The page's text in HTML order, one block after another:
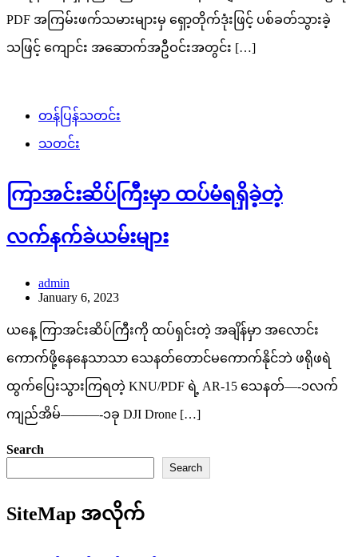
PDF အကြမ်းဖက်သမားများမှ ရှော့တိုက်ဒုံးဖြင့် ပစ်ခတ်သွားခဲ့
သဖြင့် ကျောင်း အဆောက်အဦဝင်းအတွင်း […]
တန်ပြန်သတင်း
သတင်း
ကြာအင်းဆိပ်ကြီးမှာ ထပ်မံရရှိခဲ့တဲ့
လက်နက်ခဲယမ်းများ
admin
January 6, 2023
ယနေ့ ကြာအင်းဆိပ်ကြီးကို ထပ်ရှင်းတဲ့ အချိန်မှာ အလောင်း
ကောက်ဖို့နေနေသာသာ သေနတ်တောင်မကောက်နိုင်ဘဲ ဖရိုဖရဲ
ထွက်ပြေးသွားကြရတဲ့ KNU/PDF ရဲ့ AR-15 သေနတ်—-၁လက်
ကျည်အိမ်———-၁ခု DJI Drone […]
Search
Search
SiteMap အလိုက်